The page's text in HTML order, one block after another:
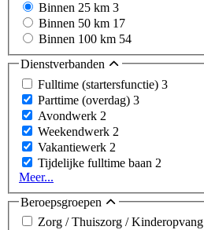
Binnen 25 km 3
Binnen 50 km 17
Binnen 100 km 54
Dienstverbanden
Fulltime (startersfunctie) 3
Parttime (overdag) 3
Avondwerk 2
Weekendwerk 2
Vakantiewerk 2
Tijdelijke fulltime baan 2
Meer...
Beroepsgroepen
Zorg / Thuiszorg / Kinderopvang